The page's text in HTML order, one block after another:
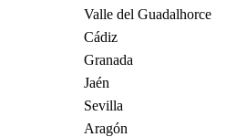
Valle del Guadalhorce
Cádiz
Granada
Jaén
Sevilla
Aragón